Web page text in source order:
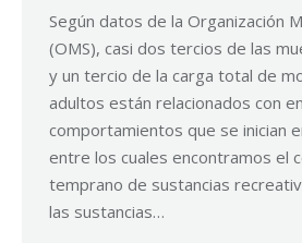
Según datos de la Organización
(OMS), casi dos tercios de las
y un tercio de la carga total de
adultos están relacionados con
comportamientos que se inician
entre los cuales encontramos el
temprano de sustancias
las sustancias…